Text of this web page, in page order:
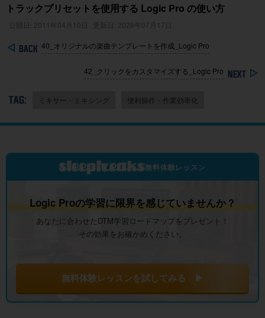
トラックプリセットを使用する Logic Pro の使い方
公開日: 2011年04月10日 更新日: 2026年07月17日
40_オリジナルの楽曲テンプレートを作成_Logic Pro
42_クリックをカスタマイズする_Logic Pro
TAG: ミキサー・ミキシング 便利操作・作業効率化
無料体験レッスン
Logic Proの学習に限界を感じていませんか？
あなたに合わせたDTM学習ロードマップをプレゼント！
その効果をお確かめください。
無料体験レッスンを試してみる ▶